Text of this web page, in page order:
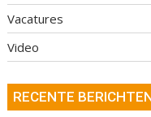
Vacatures
Video
RECENTE